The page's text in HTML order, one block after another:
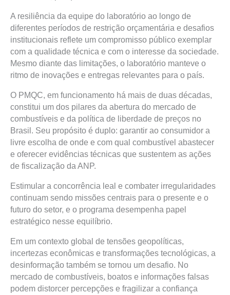
A resiliência da equipe do laboratório ao longo de
diferentes períodos de restrição orçamentária e desafios
institucionais reflete um compromisso público exemplar
com a qualidade técnica e com o interesse da sociedade.
Mesmo diante das limitações, o laboratório manteve o
ritmo de inovações e entregas relevantes para o país.
O PMQC, em funcionamento há mais de duas décadas,
constitui um dos pilares da abertura do mercado de
combustíveis e da política de liberdade de preços no
Brasil. Seu propósito é duplo: garantir ao consumidor a
livre escolha de onde e com qual combustível abastecer
e oferecer evidências técnicas que sustentem as ações
de fiscalização da ANP.
Estimular a concorrência leal e combater irregularidades
continuam sendo missões centrais para o presente e o
futuro do setor, e o programa desempenha papel
estratégico nesse equilíbrio.
Em um contexto global de tensões geopolíticas,
incertezas econômicas e transformações tecnológicas, a
desinformação também se tornou um desafio. No
mercado de combustíveis, boatos e informações falsas
podem distorcer percepções e fragilizar a confiança